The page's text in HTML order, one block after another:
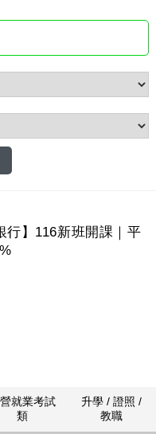
行】116新班開課｜平
就業考試
類
升學 / 證照 /
教職